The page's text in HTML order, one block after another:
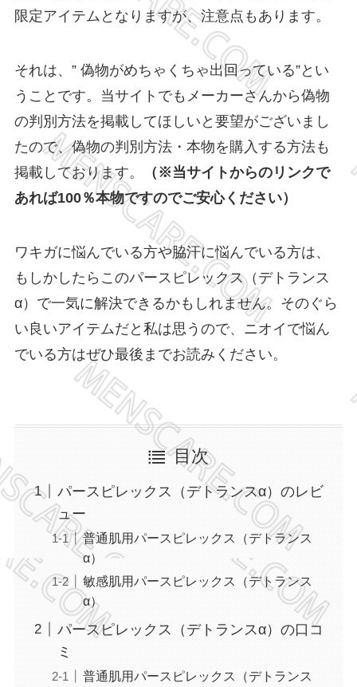
限定アイテムとなりますが、注意点もあります。
それは、” 偽物がめちゃくちゃ出回っている”とい
うことです。当サイトでもメーカーさんから偽物
の判別方法を掲載してほしいと要望がございまし
たので、偽物の判別方法・本物を購入する方法も
掲載しております。
（※当サイトからのリンクで
あれば100％本物ですのでご安心ください）
ワキガに悩んでいる方や脇汗に悩んでいる方は、
もしかしたらこのパースピレックス（デトランス
α）で一気に解決できるかもしれません。そのぐら
い良いアイテムだと私は思うので、ニオイで悩ん
でいる方はぜひ最後までお読みください。
目次
パースピレックス（デトランスα）のレビ
ュー
普通肌用パースピレックス（デトランス
α）
敏感肌用パースピレックス（デトランス
α）
パースピレックス（デトランスα）の口コ
ミ
普通肌用パースピレックス（デトランス